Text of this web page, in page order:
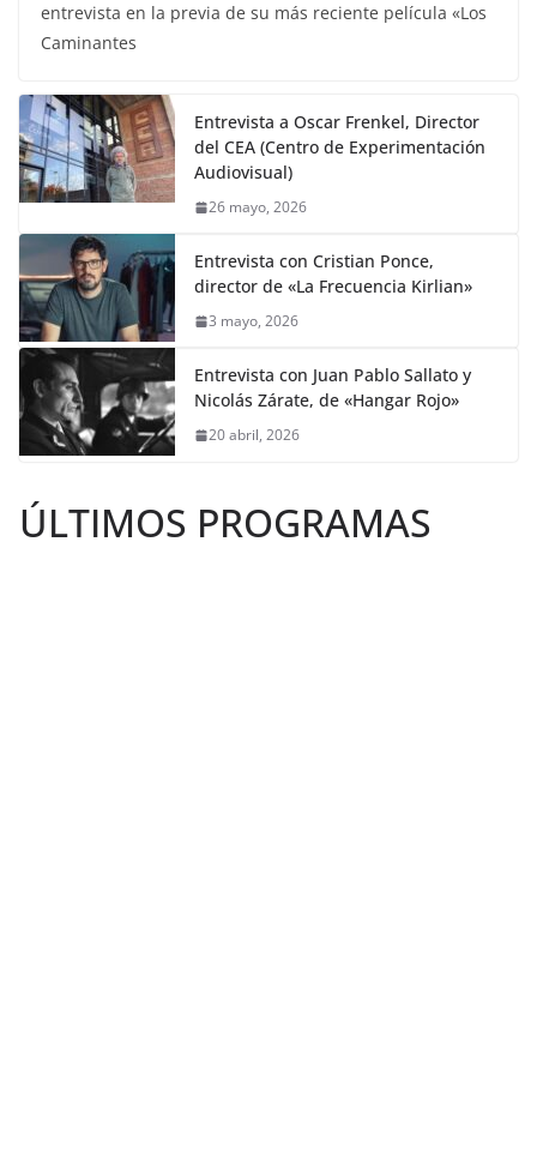
entrevista en la previa de su más reciente película «Los
Caminantes
Entrevista a Oscar Frenkel, Director
del CEA (Centro de Experimentación
Audiovisual)
26 mayo, 2026
Entrevista con Cristian Ponce,
director de «La Frecuencia Kirlian»
3 mayo, 2026
Entrevista con Juan Pablo Sallato y
Nicolás Zárate, de «Hangar Rojo»
20 abril, 2026
ÚLTIMOS PROGRAMAS